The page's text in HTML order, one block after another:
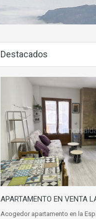
Destacados
APARTAMENTO EN VENTA
Acogedor apartamento en la